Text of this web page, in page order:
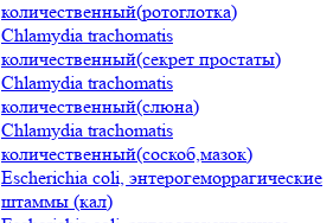
количественный(ротоглотка)
Chlamydia trachomatis
количественный(секрет простаты)
Chlamydia trachomatis
количественный(слюна)
Chlamydia trachomatis
количественный(соскоб,мазок)
Escherichia coli, энтерогеморрагические
штаммы (кал)